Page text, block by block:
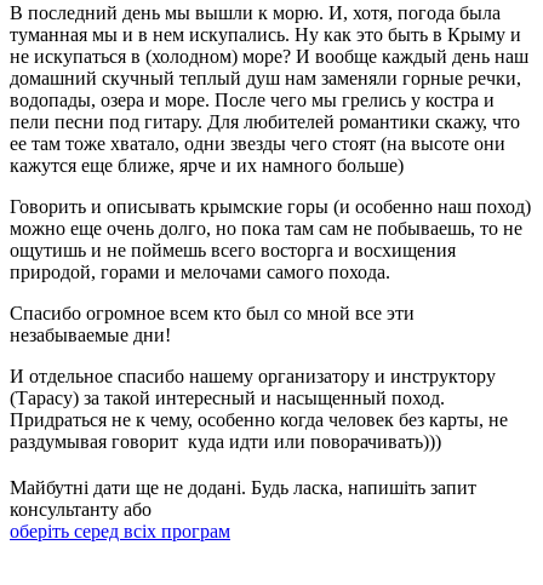
В последний день мы вышли к морю. И, хотя, погода была
туманная мы и в нем искупались. Ну как это быть в Крыму и
не искупаться в (холодном) море? И вообще каждый день наш
домашний скучный теплый душ нам заменяли горные речки,
водопады, озера и море. После чего мы грелись у костра и
пели песни под гитару. Для любителей романтики скажу, что
ее там тоже хватало, одни звезды чего стоят (на высоте они
кажутся еще ближе, ярче и их намного больше)
Говорить и описывать крымские горы (и особенно наш поход)
можно еще очень долго, но пока там сам не побываешь, то не
ощутишь и не поймешь всего восторга и восхищения
природой, горами и мелочами самого похода.
Спасибо огромное всем кто был со мной все эти
незабываемые дни!
И отдельное спасибо нашему организатору и инструктору
(Тарасу) за такой интересный и насыщенный поход.
Придраться не к чему, особенно когда человек без карты, не
раздумывая говорит куда идти или поворачивать)))
Майбутні дати ще не додані. Будь ласка, напишіть запит
консультанту або
оберіть серед всіх програм